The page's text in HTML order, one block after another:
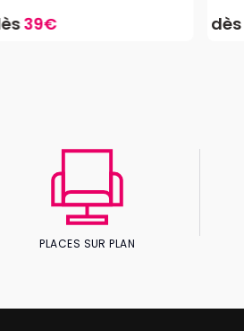
39€ dès
PLACES SUR PLAN